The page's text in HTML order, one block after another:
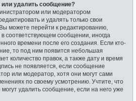
или удалить сообщение?
или модератором
и удалять только свои
можете перейти к редактированию,
в соответствующем сообщении, иногда
времени после его создания. Если кто-
то под ним появится небольшая
количество правок, а также дату и время
не появляется, если сообщение
или модератор, хотя они могут сами
по своему усмотрению. Учтите, что
удалить сообщение, если на него уже